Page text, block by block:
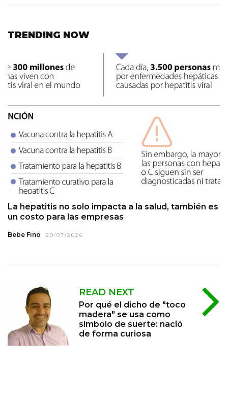
TRENDING NOW
La hepatitis no solo impacta a la salud, también es
un costo para las empresas
Bebe Fino 29/07/2026
READ NEXT
Por qué el dicho de "toco
madera" se usa como
símbolo de suerte: nació
de forma curiosa